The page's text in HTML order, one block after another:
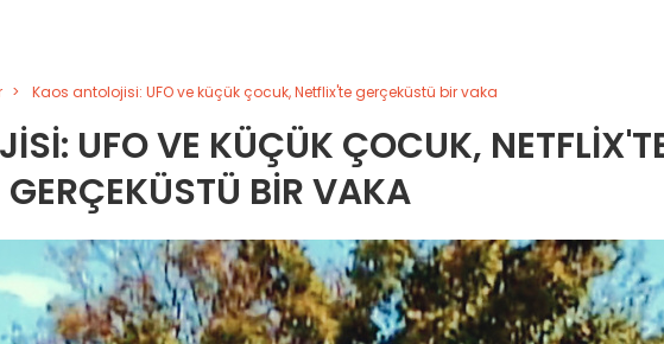
Kaos antolojisi: UFO ve küçük çocuk, Netflix'te gerçeküstü bir vaka
UFO VE KÜÇÜK ÇOCUK,
GERÇEKÜSTÜ BIR VAKA